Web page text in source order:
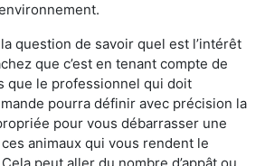
question de savoir quel est l’intérêt
que c’est en tenant compte de
que le professionnel qui doit
pourra définir avec précision la
pour vous débarrasser une
animaux qui vous rendent le